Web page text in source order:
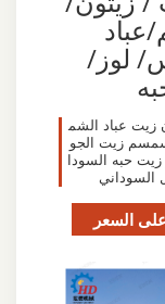
لوز/
زيت عباد الشم
زيت الجو
حبه السودا
السوداني
السعر